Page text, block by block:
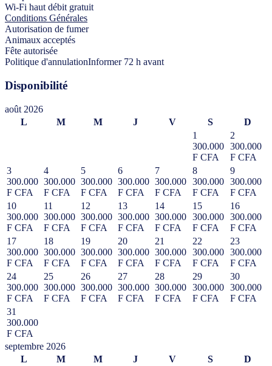
Wi-Fi haut débit gratuit
Conditions Générales
Autorisation de fumer
Animaux acceptés
Fête autorisée
Politique d'annulationInformer 72 h avant
Disponibilité
août 2026
L
M M J V S
D
1
300.000
F CFA
2
300.000
F CFA
3
300.000
F CFA
4
300.000
F CFA
5
300.000
F CFA
6
300.000
F CFA
7
300.000
F CFA
8
300.000
F CFA
9
300.000
F CFA
10
300.000
F CFA
11
300.000
F CFA
12
300.000
F CFA
13
300.000
F CFA
14
300.000
F CFA
15
300.000
F CFA
16
300.000
F CFA
17
300.000
F CFA
18
300.000
F CFA
19
300.000
F CFA
20
300.000
F CFA
21
300.000
F CFA
22
300.000
F CFA
23
300.000
F CFA
24
300.000
F CFA
25
300.000
F CFA
26
300.000
F CFA
27
300.000
F CFA
28
300.000
F CFA
29
300.000
F CFA
30
300.000
F CFA
31
300.000
F CFA
septembre 2026
L
M M J V S
D